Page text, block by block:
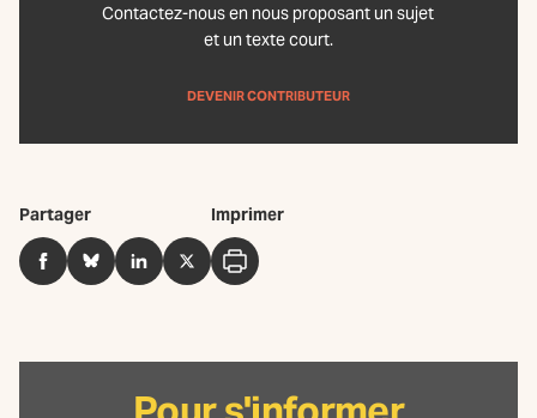
Contactez-nous en nous proposant un sujet
et un texte court.
DEVENIR CONTRIBUTEUR
Partager
FacebookBlueSkyLinkedInTwitter
Imprimer
Imprimer